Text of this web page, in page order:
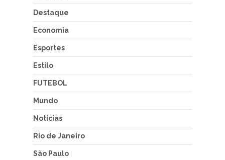
Destaque
Economia
Esportes
Estilo
FUTEBOL
Mundo
Notícias
Rio de Janeiro
São Paulo